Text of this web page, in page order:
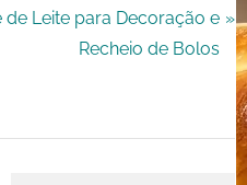
de Leite para Decoração e
Recheio de Bolos